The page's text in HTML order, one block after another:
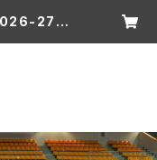
27 S